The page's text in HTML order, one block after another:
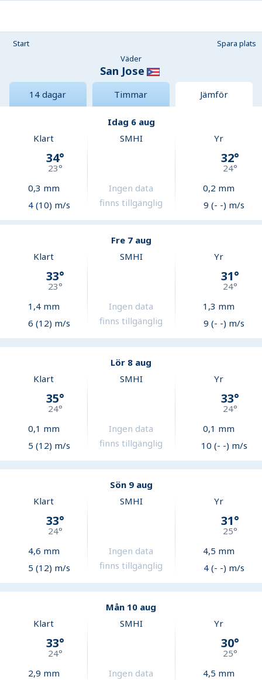
Start
Spara plats
Väder
San Jose
14 dagar Timmar Jämför
Idag 6 aug
Klart
34°
23°
0,3 mm
4 (10) m/s
SMHI
Ingen data
finns tillgänglig
Yr
32°
24°
0,2 mm
9 (- -) m/s
Fre 7 aug
Klart
33°
23°
1,4mm
6 (12) m/s
SMHI
Ingen data
finns tillgänglig
Yr
31°
24°
1,3 mm
9 (- -) m/s
Lör 8 aug
Klart
35°
24°
0,1 mm
5 (12) m/s
SMHI
Ingen data
finns tillgänglig
Yr
33°
24°
0,1 mm
10 (- -) m/s
Sön 9 aug
Klart
33°
24°
4,6 mm
5 (12) m/s
SMHI
Ingen data
finns tillgänglig
Yr
31°
25°
4,5 mm
4 (- -) m/s
Mån 10 aug
Klart
33°
24°
2,9 mm
SMHI
Ingen data
Yr
30°
25°
4,5 mm